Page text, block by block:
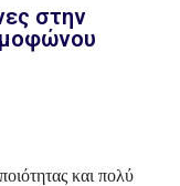
στην
και πολύ